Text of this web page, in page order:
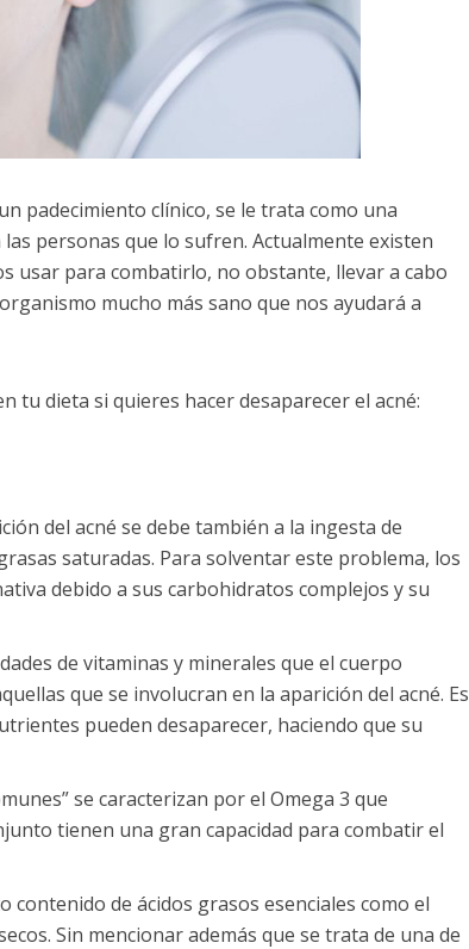
padecimiento clínico, se le trata como una
personas que lo sufren. Actualmente existen
usar para combatirlo, no obstante, llevar a cabo
mucho más sano que nos ayudará a
tu dieta si quieres hacer desaparecer el acné:
del acné se debe también a la ingesta de
saturadas. Para solventar este problema, los
debido a sus carbohidratos complejos y su
de vitaminas y minerales que el cuerpo
que se involucran en la aparición del acné. Es
pueden desaparecer, haciendo que su
se caracterizan por el Omega 3 que
tienen una gran capacidad para combatir el
contenido de ácidos grasos esenciales como el
Sin mencionar además que se trata de una de